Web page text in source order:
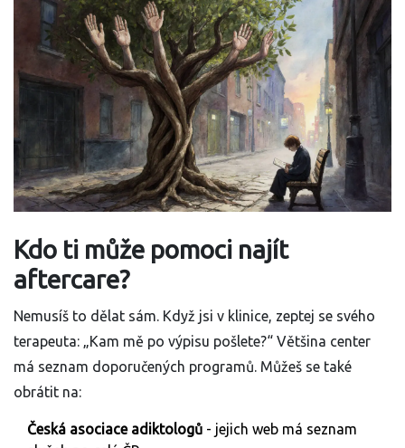
Kdo ti může pomoci najít
aftercare?
Nemusíš to dělat sám. Když jsi v klinice, zeptej se svého
terapeuta: „Kam mě po výpisu pošlete?“ Většina center
má seznam doporučených programů. Můžeš se také
obrátit na:
Česká asociace adiktologů - jejich web má seznam